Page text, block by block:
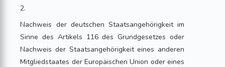
2.
Nachweis der deutschen Staatsangehörigkeit im
Sinne des Artikels 116 des Grundgesetzes oder
Nachweis der Staatsangehörigkeit eines anderen
Mitgliedstaates der Europäischen Union oder eines